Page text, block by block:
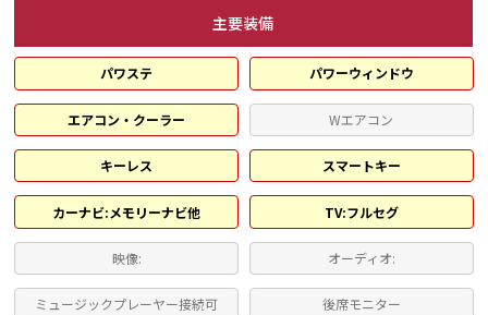
主要装備
パワステ パワーウィンドウ
エアコン・クーラー Wエアコン
キーレス スマートキー
カーナビ:メモリーナビ他 TV:フルセグ
映像: オーディオ:
ミュージックプレーヤー接続可 後席モニター